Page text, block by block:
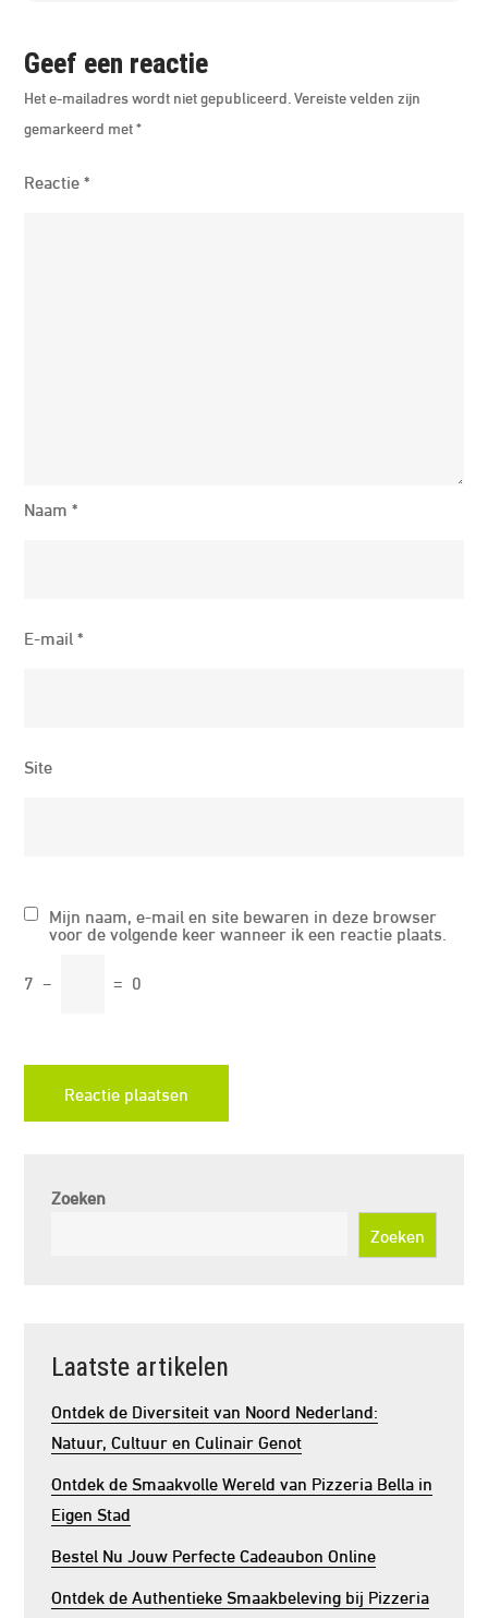
Geef een reactie
Het e-mailadres wordt niet gepubliceerd. Vereiste velden zijn
gemarkeerd met*
Reactie*
Naam*
E-mail*
Site
Mijn naam, e-mail en site bewaren in deze browser
voor de volgende keer wanneer ik een reactie plaats.
7 − = 0
Zoeken
Zoeken
Laatste artikelen
Ontdek de Diversiteit van Noord Nederland:
Natuur, Cultuur en Culinair Genot
Ontdek de Smaakvolle Wereld van Pizzeria Bella in
Eigen Stad
Bestel Nu Jouw Perfecte Cadeaubon Online
Ontdek de Authentieke Smaakbeleving bij Pizzeria